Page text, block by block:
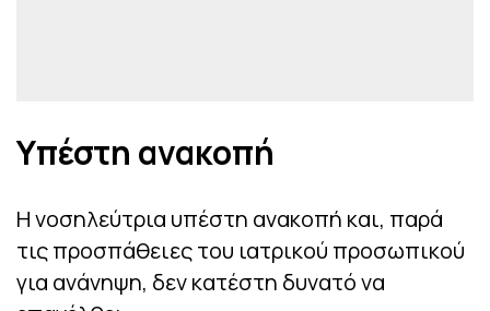
Υπέστη ανακοπή
Η νοσηλεύτρια υπέστη ανακοπή και, παρά
τις προσπάθειες του ιατρικού προσωπικού
για ανάνηψη, δεν κατέστη δυνατό να